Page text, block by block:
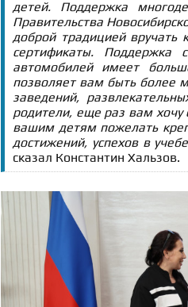
детей. Поддержка
Правительства
доброй традицией вручать
сертификаты. Поддержка
автомобилей имеет
позволяет вам быть более
заведений,
родители, еще раз вам хочу
вашим детям пожелать
достижений, успехов в
сказал Константин Хальзов.